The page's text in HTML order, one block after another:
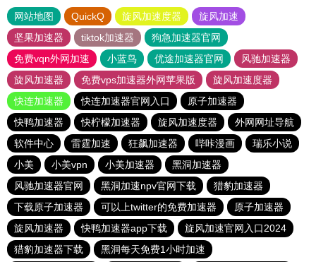
网站地图 QuickQ 旋风加速度器
旋风加速
坚果加速器
tiktok加速器
狗急加速器官网
免费vqn外网加速
小蓝鸟 优途加速器官网
风驰加速器
旋风加速器
免费vps加速器外网苹果版
旋风加速度器
快连加速器
快连加速器官网入口
原子加速器
快鸭加速器
快柠檬加速器 旋风加速度器
外网网址导航
软件中心
雷霆加速 狂飙加速器 哔咔漫画
瑞乐小说
小美
小美vpn 小美加速器
黑洞加速器
风驰加速器官网
黑洞加速npv官网下载
猎豹加速器
下载原子加速器
可以上twitter的免费加速器
原子加速器
旋风加速器
快鸭加速器app下载
旋风加速官网入口2024
猎豹加速器下载
黑洞每天免费1小时加速